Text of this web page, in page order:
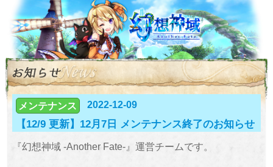
メンテナンス 2022-12-09
【12/9 更新】12月7日 メンテナンス終了のお知らせ
『幻想神域 -Another Fate-』運営チームです。